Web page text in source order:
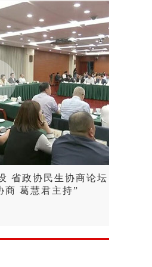
省政协民生协商论坛
商 葛慧君主持”